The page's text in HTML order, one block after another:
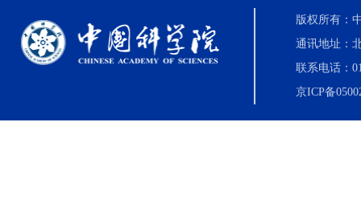
版权所有：
通讯地址：
联系电话：
京ICP备